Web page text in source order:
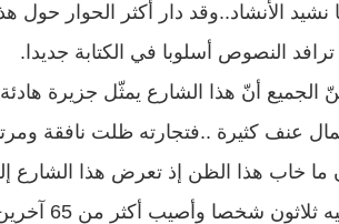
نشيد الأنشاد..وقد دار أكثر الحوار حول
النصوص أسلوبا في الكتابة جديدا.
الجميع أنّ هذا الشارع يمثّل جزيرة
عنف كثيرة ..فتجارته ظلت نافقة
خاب هذا الظن إذ تعرض هذا الشارع
مفخخة عام